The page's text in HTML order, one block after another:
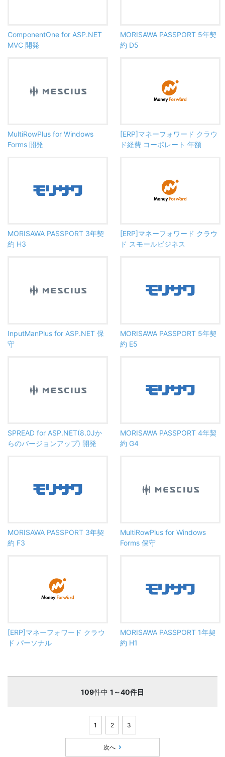
ComponentOne for ASP.NET
MVC 開発
MORISAWA PASSPORT 5年契
約 D5
MultiRowPlus for Windows
Forms 開発
[ERP]マネーフォワード クラウ
ド経費 コーポレート 年額
MORISAWA PASSPORT 3年契
約 H3
[ERP]マネーフォワード クラウ
ド スモールビジネス
InputManPlus for ASP.NET 保
守
MORISAWA PASSPORT 5年契
約 E5
SPREAD for ASP.NET(8.0Jか
らのバージョンアップ) 開発
MORISAWA PASSPORT 4年契
約 G4
MORISAWA PASSPORT 3年契
約 F3
MultiRowPlus for Windows
Forms 保守
[ERP]マネーフォワード クラウ
ド パーソナル
MORISAWA PASSPORT 1年契
約 H1
109件中 1～40件目
1 2 3
次へ